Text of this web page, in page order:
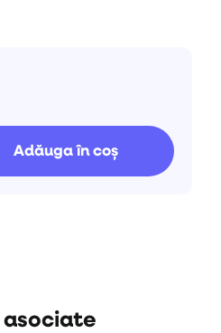
Adăuga în coş
asociate